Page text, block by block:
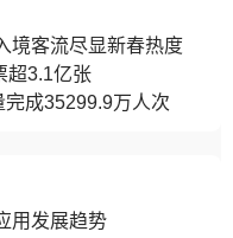
境客流尽显新春热度
超3.1亿张
成35299.9万人次
用发展趋势